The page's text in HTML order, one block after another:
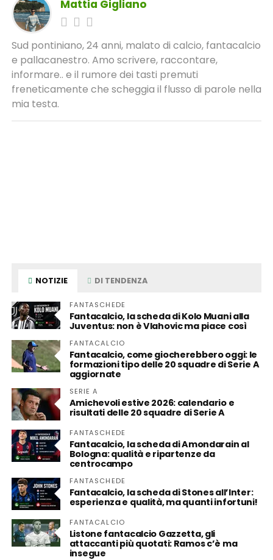
Mattia Gigliano
Sud pontiniano, 24 anni, malato di calcio, fantacalcio
e pallacanestro. Amo scrivere, raccontare,
informare.. e il rumore dei tasti premuti
freneticamente che scheggia il flusso di parole nella
mia testa.
NOTIZIE DI TENDENZA
FANTASCHEDE
Fantacalcio, la scheda di Kolo Muani alla
Juventus: non è Vlahovic ma piace così
FANTACALCIO
Fantacalcio, come giocherebbero oggi: le
formazioni tipo delle 20 squadre di Serie A
aggiornate
SERIE A
Amichevoli estive 2026: calendario e
risultati delle 20 squadre di Serie A
FANTASCHEDE
Fantacalcio, la scheda di Amondarain al
Bologna: qualità e ripartenze da
centrocampo
FANTASCHEDE
Fantacalcio, la scheda di Stones all’Inter:
esperienza e qualità, ma quanti infortuni!
FANTACALCIO
Listone fantacalcio Gazzetta, gli
attaccanti più quotati: Ramos c’è ma
insegue